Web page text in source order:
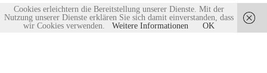
Cookies erleichtern die Bereitstellung unserer Dienste. Mit der
Nutzung unserer Dienste erklären Sie sich damit einverstanden, dass
wir Cookies verwenden.
Weitere Informationen OK